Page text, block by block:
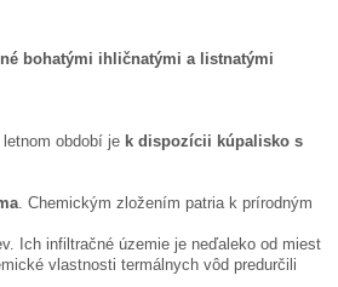
bohatými ihličnatými a listnatými
letnom období je k dispozícii kúpalisko s
. Chemickým zložením patria k prírodným
Ich infiltračné územie je neďaleko od miest
vlastnosti termálnych vôd predurčili